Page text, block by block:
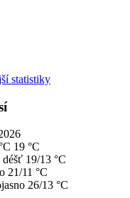
statistiky
19 °C
19/13 °C
21/11 °C
26/13 °C